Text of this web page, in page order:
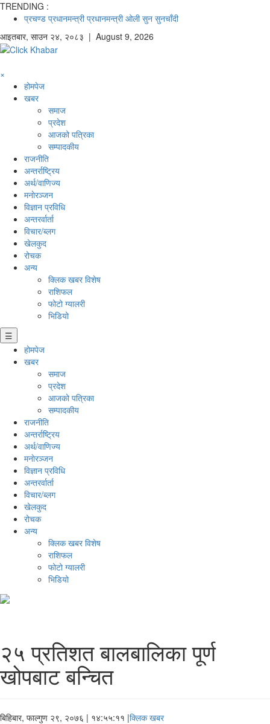
TRENDING :
प्रचण्ड प्रधानमन्त्री प्रधानमन्त्री ओली सुन सुनचाँदी
आइतबार, साउन २४, २०८३ | August 9, 2026
×
होमपेज
खबर
समाज
प्रदेश
आजको पत्रिका
सम्पादकीय
राजनीति
अन्तर्राष्ट्रिय
अर्थ/वाणिज्य
मनाेरञ्जन
विज्ञान प्रविधि
अन्तरर्वार्ता
विचार/ब्लग
खेलकुद
रोचक
अन्य
क्लिक खबर विशेष
राशिफल
फोटो ग्यालरी
भिडियो
☰
होमपेज
खबर
समाज
प्रदेश
आजको पत्रिका
सम्पादकीय
राजनीति
अन्तर्राष्ट्रिय
अर्थ/वाणिज्य
मनाेरञ्जन
विज्ञान प्रविधि
अन्तरर्वार्ता
विचार/ब्लग
खेलकुद
रोचक
अन्य
क्लिक खबर विशेष
राशिफल
फोटो ग्यालरी
भिडियो
२५ प्रतिशत बालबालिका पूर्ण
खोपबाट बन्चित
बिहिबार, फाल्गुण २९, २०७६ | १४:५५:११ |क्लिक खबर